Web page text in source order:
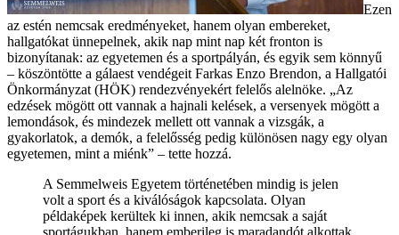
Ezen
az estén nemcsak eredményeket, hanem olyan embereket,
hallgatókat ünnepelnek, akik nap mint nap két fronton is
bizonyítanak: az egyetemen és a sportpályán, és egyik sem könnyű
– köszöntötte a gálaest vendégeit Farkas Enzo Brendon, a Hallgatói
Önkormányzat (HÖK) rendezvényekért felelős alelnöke. „Az
edzések mögött ott vannak a hajnali kelések, a versenyek mögött a
lemondások, és mindezek mellett ott vannak a vizsgák, a
gyakorlatok, a demók, a felelősség pedig különösen nagy egy olyan
egyetemen, mint a miénk” – tette hozzá.
A Semmelweis Egyetem történetében mindig is jelen
volt a sport és a kiválóságok kapcsolata. Olyan
példaképek kerültek ki innen, akik nemcsak a saját
sportágukban, hanem emberileg is maradandót alkottak.